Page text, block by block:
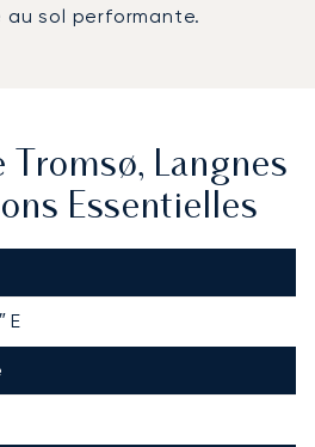
sol performante.
Langnes
Essentielles
E